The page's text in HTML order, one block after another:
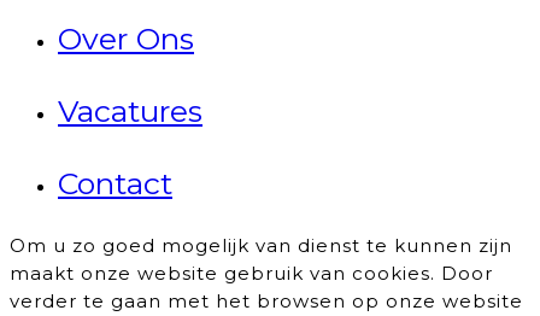
Over Ons
Vacatures
Contact
Om u zo goed mogelijk van dienst te kunnen zijn
maakt onze website gebruik van cookies. Door
verder te gaan met het browsen op onze website